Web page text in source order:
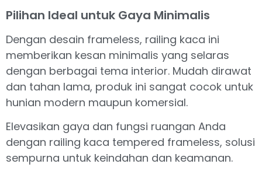
Pilihan Ideal untuk Gaya Minimalis
Dengan desain frameless, railing kaca ini
memberikan kesan minimalis yang selaras
dengan berbagai tema interior. Mudah dirawat
dan tahan lama, produk ini sangat cocok untuk
hunian modern maupun komersial.
Elevasikan gaya dan fungsi ruangan Anda
dengan railing kaca tempered frameless, solusi
sempurna untuk keindahan dan keamanan.